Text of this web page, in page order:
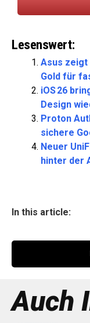
Lesenswert:
Asus zeigt
Gold für
iOS 26
Design
Proton
sichere
Neuer
hinter der
In this article:
Auch